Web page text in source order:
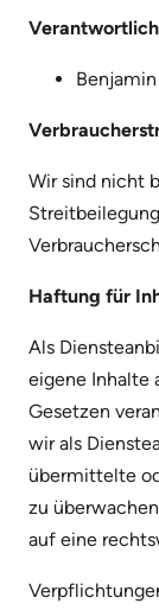
Wir sind nicht
Haftung für
Als
eigene Inhalte
Gesetzen
wir als
übermittelte
zu
auf eine